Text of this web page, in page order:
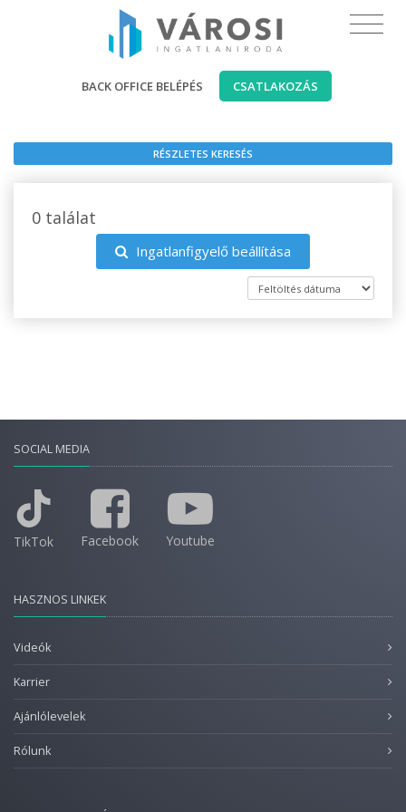
BACK OFFICE BELÉPÉS CSATLAKOZÁS
RÉSZLETES KERESÉS
0 találat
Ingatlanfigyelő beállítása
SOCIAL MEDIA
TikTok Facebook Youtube
HASZNOS LINKEK
Videók
Karrier
Ajánlólevelek
Rólunk